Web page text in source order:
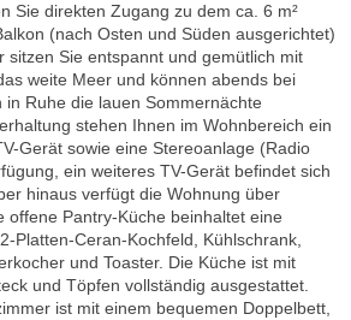
Sie direkten Zugang zu dem ca. 6 m²
(nach Osten und Süden ausgerichtet)
sitzen Sie entspannt und gemütlich mit
weite Meer und können abends bei
Ruhe die lauen Sommernächte
stehen Ihnen im Wohnbereich ein
Gerät sowie eine Stereoanlage (Radio
ein weiteres TV-Gerät befindet sich
hinaus verfügt die Wohnung über
offene Pantry-Küche beinhaltet eine
Platten-Ceran-Kochfeld, Kühlschrank,
und Toaster. Die Küche ist mit
und Töpfen vollständig ausgestattet.
ist mit einem bequemen Doppelbett,